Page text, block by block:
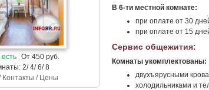
От 450 руб.
2/ 4/ 6/ 8
Контакты / Цены
В 6-ти местной комнате:
при оплате от 30
при оплате от 15
Сервис общежития:
Комнаты укомплектованы:
двухъярусными
холодильниками и